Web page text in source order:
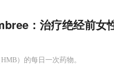
：治疗绝经前女
）的每日一次药物。